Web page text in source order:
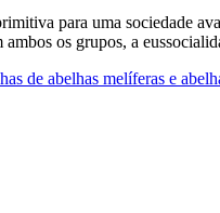
para uma sociedade
os grupos, a
de abelhas melíferas e